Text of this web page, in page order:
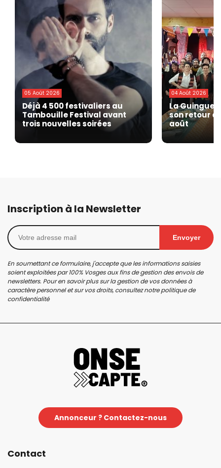
05 Août 2026
Déjà 4 500 festivaliers au
Tambouille Festival avant
trois nouvelles soirées
04 Août 2026
La
son retour à
août
Inscription à la Newsletter
Envoyer
En soumettant ce formulaire, j'accepte que les informations saisies
soient exploitées par 100% Vosges aux fins de gestion des envois de
newsletters. Pour en savoir plus sur la gestion de vos données à
caractère personnel et sur vos droits, consultez notrepolitique de
confidentialité
Annonceur ? Contactez-nous
Contact